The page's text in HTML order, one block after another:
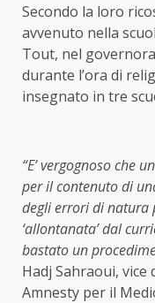
Secondo la loro
avvenuto nella
Tout, nel
durante l’ora di
insegnato in tre
“E’ vergognoso che
per il contenuto di
degli errori di natura
‘allontanata’ dal
bastato un
Hadj Sahraoui,
Amnesty per il